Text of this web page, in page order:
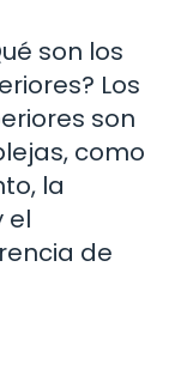
son los
Los
son
como
la
el
de